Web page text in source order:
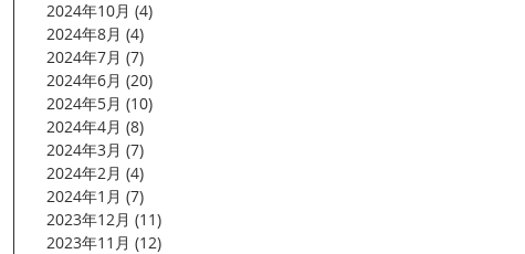
2024年10月 (4)
2024年8月 (4)
2024年7月 (7)
2024年6月 (20)
2024年5月 (10)
2024年4月 (8)
2024年3月 (7)
2024年2月 (4)
2024年1月 (7)
2023年12月 (11)
2023年11月 (12)